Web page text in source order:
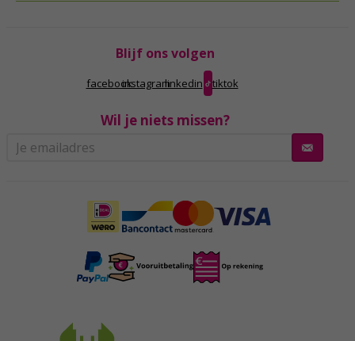
Blijf ons volgen
facebookinstagramlinkedin tiktok
Wil je niets missen?